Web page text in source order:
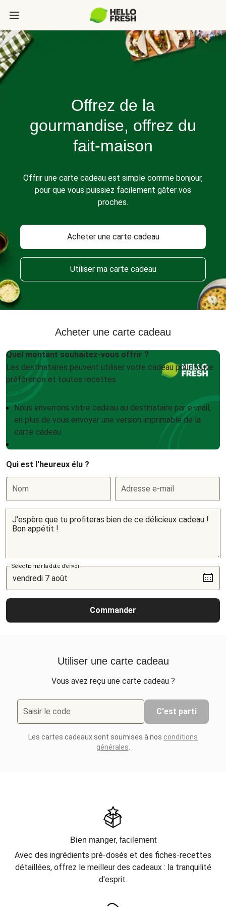
Offrez de la
gourmandise, offrez du
fait-maison
Offrir une carte cadeau est simple comme bonjour,
pour que vous puissiez facilement gâter vos
proches.
Acheter une carte cadeau
Utiliser ma carte cadeau
Acheter une carte cadeau
Quel montant souhaitez-vous offrir ?
Les destinataires peuvent utiliser votre cadeau pour toute
préférence et toutes recettes
Nous enverrons votre cadeau au destinataire par e-mail,
en plus de vous envoyer une version imprimable de la
carte cadeau
Qui est l'heureux élu ?
Nom Adresse e-mail
Sélectionner la date d'envoi
Commander
Utiliser une carte cadeau
Vous avez reçu une carte cadeau ?
Saisir le code C'est parti
Les cartes cadeaux sont soumises à nos conditions
générales
Bien manger, facilement
Avec des ingrédients pré-dosés et des fiches-recettes
détaillées, offrez le meilleur des cadeaux : la tranquilité
d'esprit.